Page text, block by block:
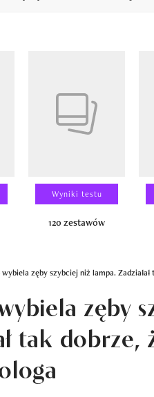
Wyniki testu
120 zestawów
wybiela zęby szybciej niż lampa.
zęby
tak dobrze,